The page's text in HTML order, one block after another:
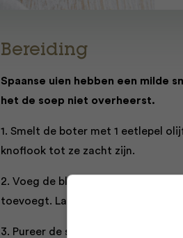
Bereiding
Spaanse uien hebben een milde
het de soep niet overheerst.
1. Smelt de boter met 1 eetlepel
knoflook tot ze zacht zijn.
2. Voeg de blokjes aardappel toe.
toevoegt. Laat de soep 15
3. Pureer de soep in een blender,